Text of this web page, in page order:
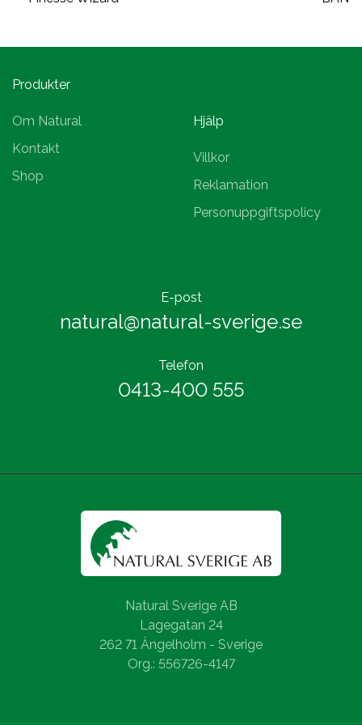
Produkter
Om Natural
Kontakt
Shop
Hjälp
Villkor
Reklamation
Personuppgiftspolicy
E-post
natural@natural-sverige.se
Telefon
0413-400 555
Natural Sverige AB
Lagegatan 24
262 71 Ängelholm - Sverige
Org.: 556726-4147